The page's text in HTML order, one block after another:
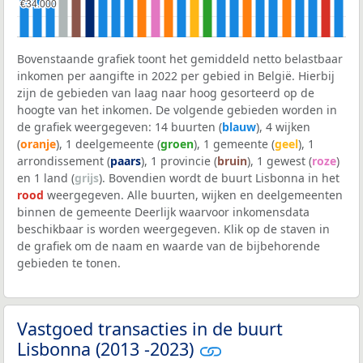
€34.000
€34.000
Bovenstaande grafiek toont het gemiddeld netto belastbaar
inkomen per aangifte in 2022 per gebied in België. Hierbij
zijn de gebieden van laag naar hoog gesorteerd op de
hoogte van het inkomen. De volgende gebieden worden in
de grafiek weergegeven: 14 buurten (blauw), 4 wijken
(oranje), 1 deelgemeente (groen), 1 gemeente (geel), 1
arrondissement (paars), 1 provincie (bruin), 1 gewest (roze)
en 1 land (grijs). Bovendien wordt de buurt Lisbonna in het
rood weergegeven. Alle buurten, wijken en deelgemeenten
binnen de gemeente Deerlijk waarvoor inkomensdata
beschikbaar is worden weergegeven. Klik op de staven in
de grafiek om de naam en waarde van de bijbehorende
gebieden te tonen.
Vastgoed transacties in de buurt
Lisbonna (2013 -2023)